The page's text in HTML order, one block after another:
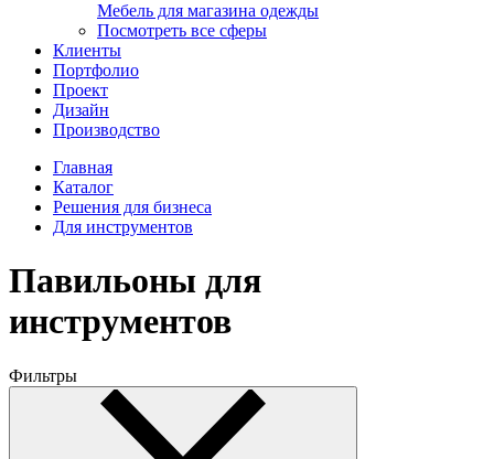
Мебель для магазина одежды
Посмотреть все сферы
Клиенты
Портфолио
Проект
Дизайн
Производство
Главная
Каталог
Решения для бизнеса
Для инструментов
Павильоны для
инструментов
Фильтры